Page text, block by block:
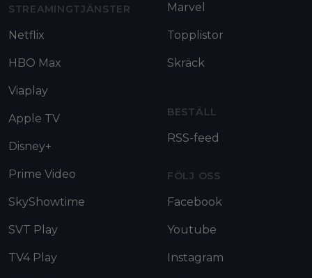
STREAMINGTJÄNSTER
Netflix
HBO Max
Viaplay
Apple TV
Disney+
Prime Video
SkyShowtime
SVT Play
TV4 Play
Marvel
Topplistor
Skräck
BESTÄLL
RSS-feed
FÖLJ OSS
Facebook
Youtube
Instagram